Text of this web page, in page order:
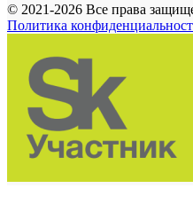
© 2021-2026 Все права
Политика